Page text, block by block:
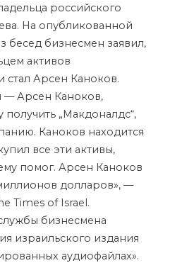
российского
На опубликованной
бизнесмен заявил,
активов
стал Арсен Каноков.
— Арсен Каноков,
„Макдоналдс“,
Каноков находится
все эти активы,
помог. Арсен Каноков
долларов», —
Times of Israel.
бизнесмена
израильского издания
аудиофайлах».